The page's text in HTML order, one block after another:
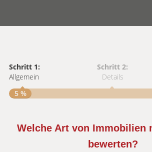
Schritt 1:
Allgemein
Schritt 2:
Details
5 %
Welche Art von Immobilien
bewerten?